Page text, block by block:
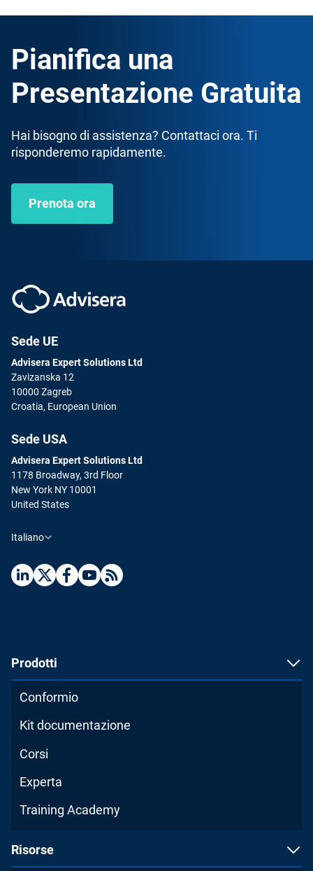
Pianifica una
Presentazione Gratuita
Hai bisogno di assistenza? Contattaci ora. Ti
risponderemo rapidamente.
Prenota ora
Sede UE
Advisera Expert Solutions Ltd
Zavizanska 12
10000 Zagreb
Croatia, European Union
Sede USA
Advisera Expert Solutions Ltd
1178 Broadway, 3rd Floor
New York NY 10001
United States
Italiano
Prodotti
Conformio
Kit documentazione
Corsi
Experta
Training Academy
Risorse